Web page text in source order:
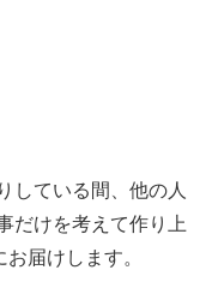
している間、他の人
だけを考えて作り上
届けします。